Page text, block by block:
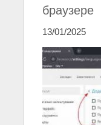
браузере
13/01/2025